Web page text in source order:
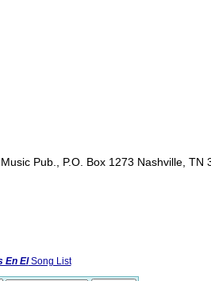
Pub., P.O. Box 1273 Nashville, TN
En ElSong List